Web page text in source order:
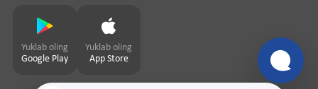
Yuklab oling
Google Play
Yuklab oling
App Store